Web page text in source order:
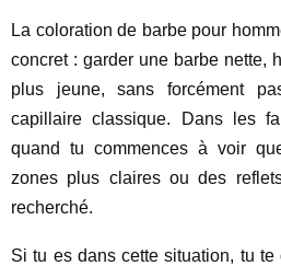
La coloration de barbe pour
concret : garder une barbe nette,
plus jeune, sans forcément
capillaire classique. Dans les
quand tu commences à voir
zones plus claires ou des
recherché.
Si tu es dans cette situation, tu